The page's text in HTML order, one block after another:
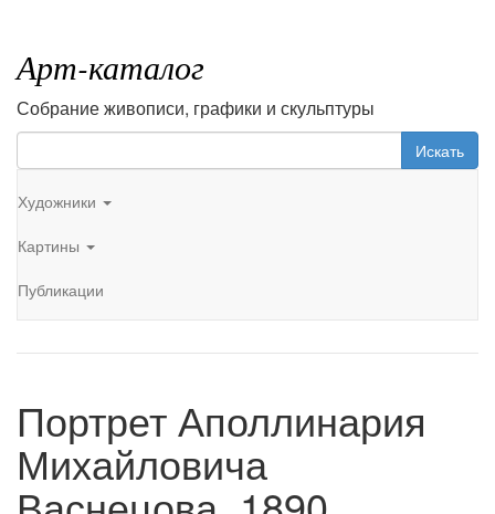
Арт-каталог
Собрание живописи, графики и скульптуры
Искать
Художники
Картины
Публикации
Портрет Аполлинария
Михайловича